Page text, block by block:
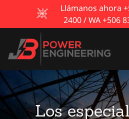
Llámanos ahora
2400 / WA +506
Los